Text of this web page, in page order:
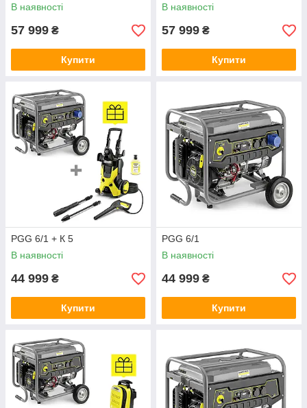
В наявності
57 999 ₴
Купити
В наявності
57 999 ₴
Купити
PGG 6/1 + К 5
В наявності
44 999 ₴
Купити
PGG 6/1
В наявності
44 999 ₴
Купити